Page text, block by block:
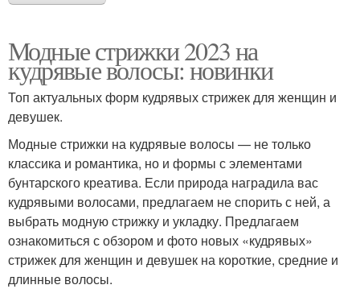
Модные стрижки 2023 на
кудрявые волосы: новинки
Топ актуальных форм кудрявых стрижек для женщин и
девушек.
Модные стрижки на кудрявые волосы — не только
классика и романтика, но и формы с элементами
бунтарского креатива. Если природа наградила вас
кудрявыми волосами, предлагаем не спорить с ней, а
выбрать модную стрижку и укладку.⁣⁣ Предлагаем
ознакомиться с обзором и фото новых «кудрявых»
стрижек для женщин и девушек на короткие, средние и
длинные волосы.